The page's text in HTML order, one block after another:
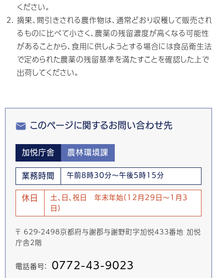
ください。
摘果、間引きされる農作物は、通常どおり収穫して販売され
るものに比べて小さく、農薬の残留濃度が高くなる可能性
があることから、食用に供しようとする場合には食品衛生法
で定められた農薬の残留基準を満たすことを確認した上で
出荷してください。
このページに関するお問い合わせ先
加悦庁舎 農林環境課
業務時間 午前8時30分～午後5時15分
休日
土、日、祝日 年末年始(12月29日～1月3
日)
〒 629-2498京都府与謝郡与謝野町字加悦433番地 加悦
庁舎2階
電話番号： 0772-43-9023